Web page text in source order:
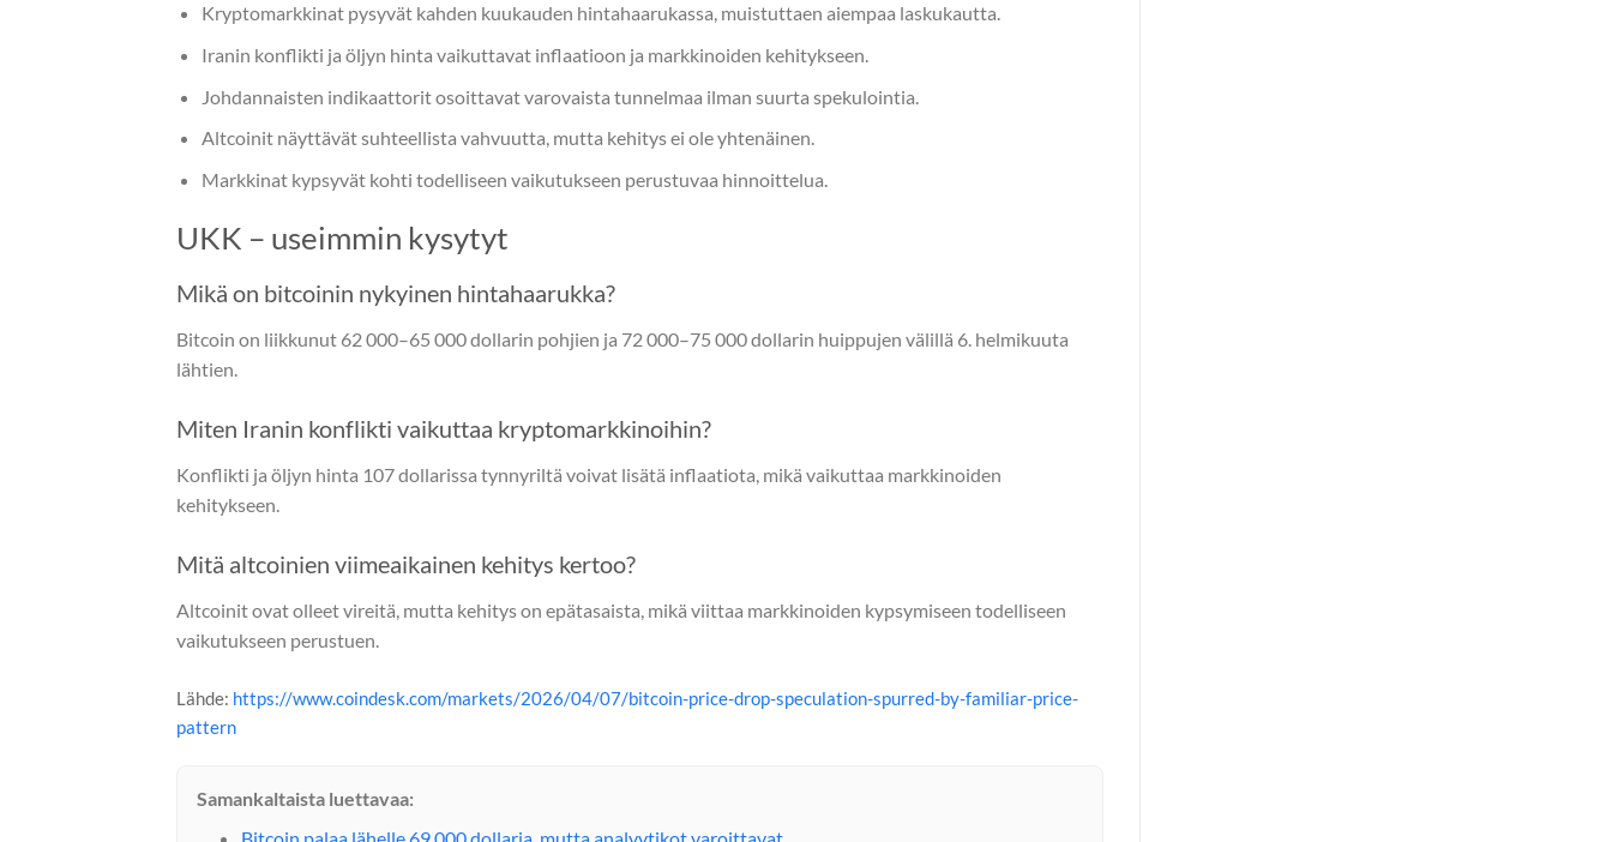
Kryptomarkkinat pysyvät kahden kuukauden hintahaarukassa, muistuttaen aiempaa laskukautta.
Iranin konflikti ja öljyn hinta vaikuttavat inflaatioon ja markkinoiden kehitykseen.
Johdannaisten indikaattorit osoittavat varovaista tunnelmaa ilman suurta spekulointia.
Altcoinit näyttävät suhteellista vahvuutta, mutta kehitys ei ole yhtenäinen.
Markkinat kypsyvät kohti todelliseen vaikutukseen perustuvaa hinnoittelua.
UKK – useimmin kysytyt
Mikä on bitcoinin nykyinen hintahaarukka?
Bitcoin on liikkunut 62 000–65 000 dollarin pohjien ja 72 000–75 000 dollarin huippujen välillä 6. helmikuuta
lähtien.
Miten Iranin konflikti vaikuttaa kryptomarkkinoihin?
Konflikti ja öljyn hinta 107 dollarissa tynnyriltä voivat lisätä inflaatiota, mikä vaikuttaa markkinoiden
kehitykseen.
Mitä altcoinien viimeaikainen kehitys kertoo?
Altcoinit ovat olleet vireitä, mutta kehitys on epätasaista, mikä viittaa markkinoiden kypsymiseen todelliseen
vaikutukseen perustuen.
Lähde: https://www.coindesk.com/markets/2026/04/07/bitcoin-price-drop-speculation-spurred-by-familiar-price-
pattern
Samankaltaista luettavaa:
Bitcoin palaa lähelle 69 000 dollaria, mutta analyytikot varoittavat…